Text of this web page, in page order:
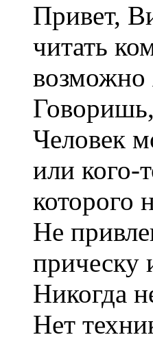
Привет,
читать
Человек
или кого-
которого
Не
прическу
Никогда
Нет